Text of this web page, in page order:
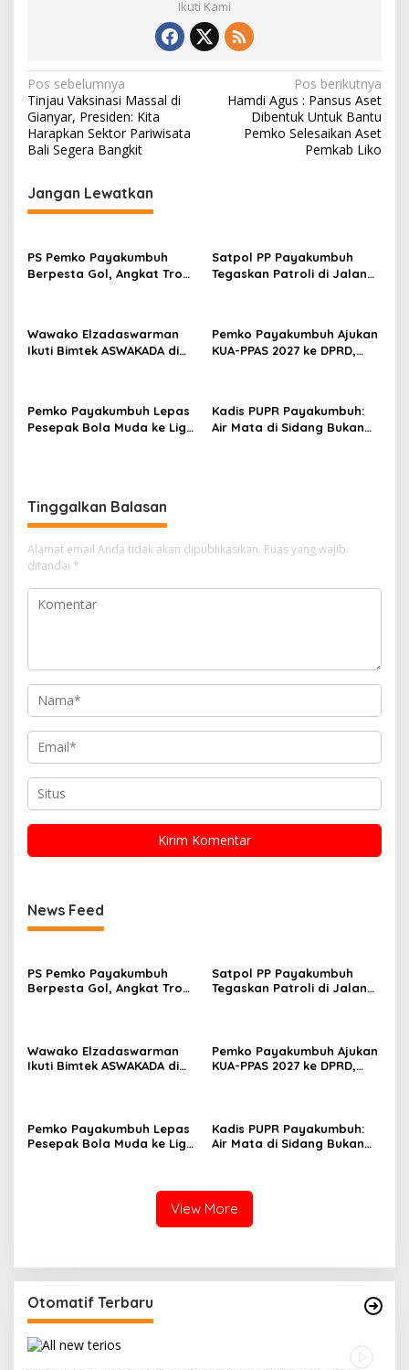
Ikuti Kami
N
a
v
i
g
a
i
s
Pos sebelumnya
Tinjau Vaksinasi Massal di
Gianyar, Presiden: Kita
Harapkan Sektor Pariwisata
Bali Segera Bangkit
Pos berikutnya
Hamdi Agus : Pansus Aset
Dibentuk Untuk Bantu
Pemko Selesaikan Aset
Pemkab Liko
Jangan Lewatkan
PS Pemko Payakumbuh
Berpesta Gol, Angkat Trofi
Satpol PP Payakumbuh
Tegaskan Patroli di Jalan
Wawako Elzadaswarman
Ikuti Bimtek ASWAKADA di
Pemko Payakumbuh Ajukan
KUA-PPAS 2027 ke DPRD,
Pemko Payakumbuh Lepas
Pesepak Bola Muda ke Liga
Kadis PUPR Payakumbuh:
Air Mata di Sidang Bukan
Tinggalkan Balasan
Alamat email Anda tidak akan dipublikasikan. Ruas yang wajib
ditandai *
News Feed
PS Pemko Payakumbuh
Berpesta Gol, Angkat Trofi
Satpol PP Payakumbuh
Tegaskan Patroli di Jalan
Wawako Elzadaswarman
Ikuti Bimtek ASWAKADA di
Pemko Payakumbuh Ajukan
KUA-PPAS 2027 ke DPRD,
Pemko Payakumbuh Lepas
Pesepak Bola Muda ke Liga
Kadis PUPR Payakumbuh:
Air Mata di Sidang Bukan
View More
Otomatif Terbaru